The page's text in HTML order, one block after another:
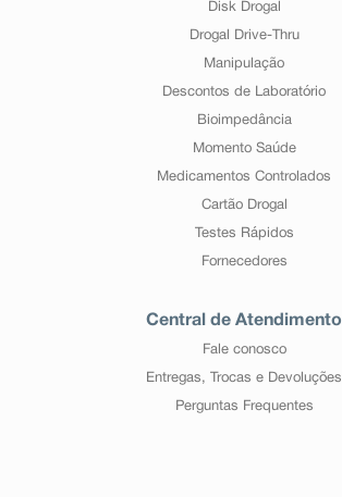
Disk Drogal
Drogal Drive-Thru
Manipulação
Descontos de Laboratório
Bioimpedância
Momento Saúde
Medicamentos Controlados
Cartão Drogal
Testes Rápidos
Fornecedores
Central de Atendimento
Fale conosco
Entregas, Trocas e Devoluções
Perguntas Frequentes